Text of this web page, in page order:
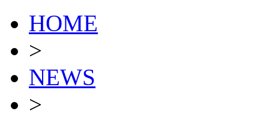
HOME
>
NEWS
>